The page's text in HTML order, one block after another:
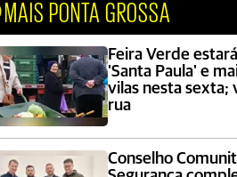
MAIS PONTA GROSSA
Feira Verde
'Santa Paula' e
vilas nesta sexta;
rua
Conselho